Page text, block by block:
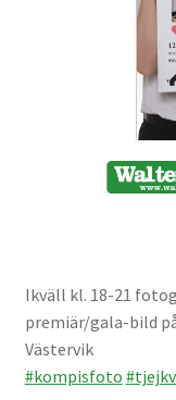
Kikare Tillbehör
Step-ringar
Minneskort
USB-minne / Hårddisk
Ikväll kl. 18-21
premiär/gala-bild
Västervik
#kompisfoto #